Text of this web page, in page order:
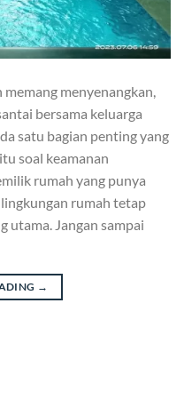
menyenangkan,
bersama keluarga
satu bagian penting yang
soal keamanan
rumah yang punya
rumah tetap
utama. Jangan sampai
→